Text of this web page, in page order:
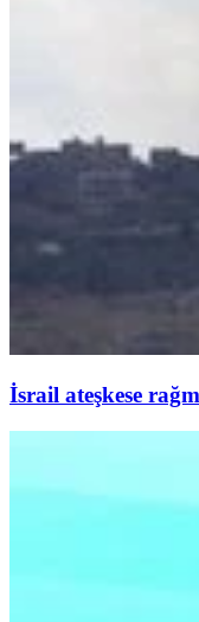
İsrail ateşkese